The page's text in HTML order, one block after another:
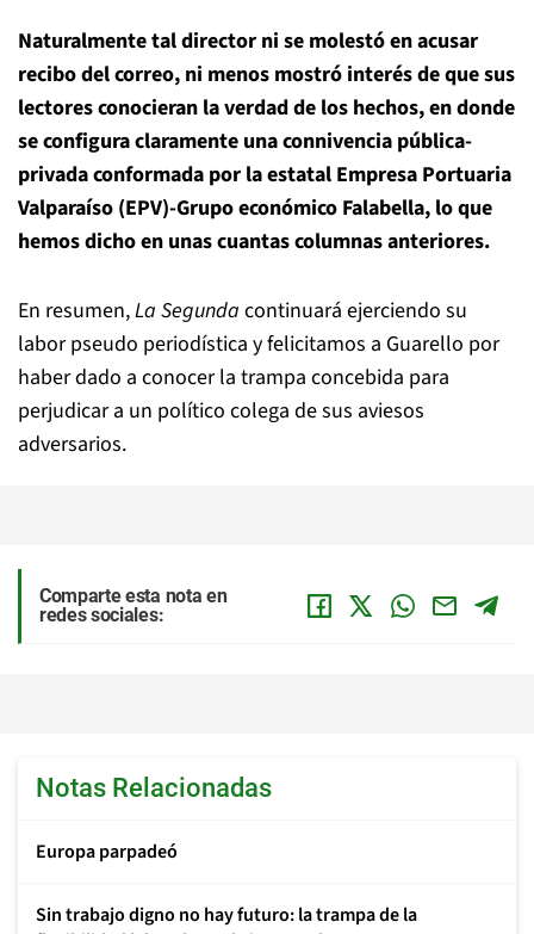
Naturalmente tal director ni se molestó en acusar
recibo del correo, ni menos mostró interés de que sus
lectores conocieran la verdad de los hechos, en donde
se configura claramente una connivencia pública-
privada conformada por la estatal Empresa Portuaria
Valparaíso (EPV)-Grupo económico Falabella, lo que
hemos dicho en unas cuantas columnas anteriores.
En resumen,La Segunda continuará ejerciendo su
labor pseudo periodística y felicitamos a Guarello por
haber dado a conocer la trampa concebida para
perjudicar a un político colega de sus aviesos
adversarios.
Comparte esta nota en
redes sociales:
Notas Relacionadas
Europa parpadeó
Sin trabajo digno no hay futuro: la trampa de la